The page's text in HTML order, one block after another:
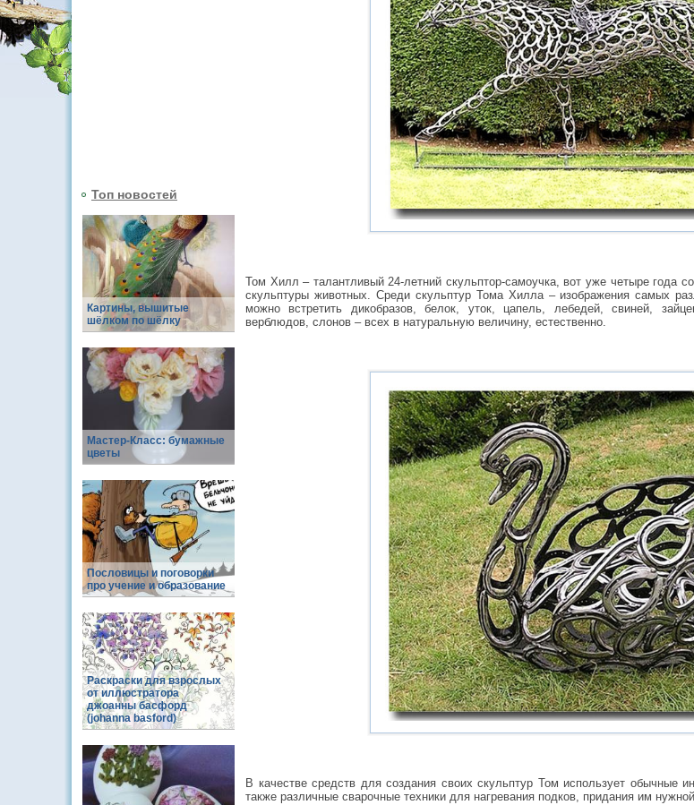
Топ новостей
Картины, вышитые
шёлком по шёлку
Мастер-Класс: бумажные
цветы
Пословицы и поговорки
про учение и образование
Раскраски для взрослых
от иллюстратора
джоанны басфорд
(johanna basford)
Том Хилл – талантливый 24-летний скульптор-самоучка, вот уже четыре года
скульптуры животных. Среди скульптур Тома Хилла – изображения самых
можно встретить дикобразов, белок, уток, цапель, лебедей, свиней,
верблюдов, слонов – всех в натуральную величину, естественно.
В качестве средств для создания своих скульптур Том использует обычные
также различные сварочные техники для нагревания подков, придания им